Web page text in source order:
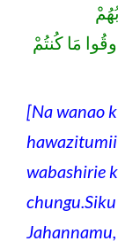
مَا كُنتُمْ
[Na wanao
wabashirie